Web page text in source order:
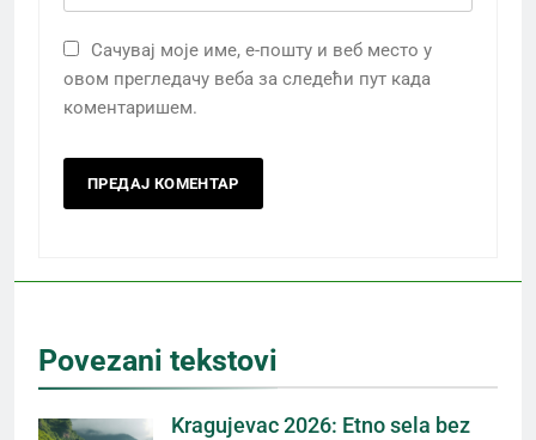
Сачувај моје име, е-пошту и веб место у
овом прегледачу веба за следећи пут када
коментаришем.
Povezani tekstovi
Kragujevac 2026: Etno sela bez